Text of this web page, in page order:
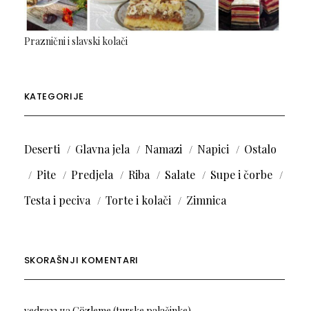
Praznični i slavski kolači
KATEGORIJE
Deserti Glavna jela Namazi Napici
Ostalo
Pite
Predjela Riba Salate
Supe i čorbe
Testa i peciva
Torte i kolači Zimnica
SKORAŠNJI KOMENTARI